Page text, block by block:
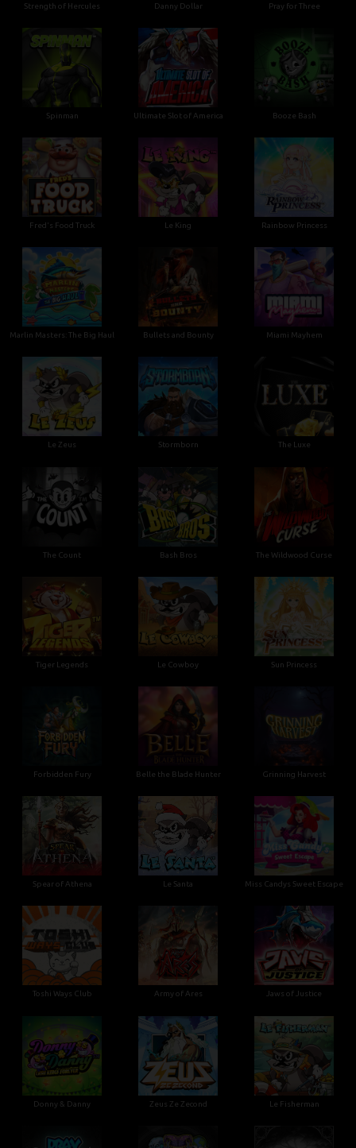
Strength of Hercules Danny Dollar Pray for Three
Spinman Ultimate Slot of America Booze Bash
Fred's Food Truck Le King Rainbow Princess
Marlin Masters: The Big Haul Bullets and Bounty Miami Mayhem
Le Zeus Stormborn The Luxe
The Count Bash Bros The Wildwood Curse
Tiger Legends Le Cowboy Sun Princess
Forbidden Fury Belle the Blade Hunter Grinning Harvest
Spear of Athena Le Santa Miss Candys Sweet Escape
Toshi Ways Club Army of Ares Jaws of Justice
Donny & Danny Zeus Ze Zecond Le Fisherman